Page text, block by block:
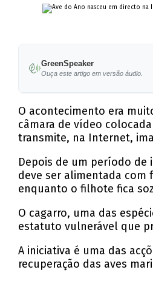
GreenSpeaker
Ouça este artigo em versão áudio.
O acontecimento era
câmara de vídeo
transmite, na Internet,
Depois de um período de
deve ser alimentada com
enquanto o filhote fica
O cagarro, uma das
estatuto vulnerável que
A iniciativa é uma das
recuperação das aves